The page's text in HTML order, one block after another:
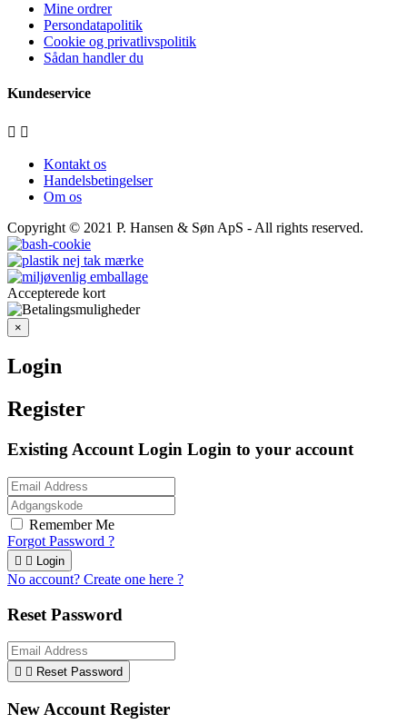
Mine ordrer
Persondatapolitik
Cookie og privatlivspolitik
Sådan handler du
Kundeservice
 
Kontakt os
Handelsbetingelser
Om os
Copyright © 2021 P. Hansen & Søn ApS - All rights reserved.
Accepterede kort
×
Login
Register
Existing Account Login Login to your account
Remember Me
Forgot Password ?
  Login
No account? Create one here ?
Reset Password
  Reset Password
New Account Register